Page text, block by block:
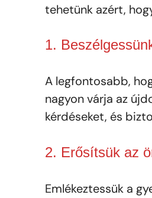
tehetünk azért,
1.
A legfontosabb,
nagyon várja az
kérdéseket, és
2. Erősítsük az
Emlékeztessük a